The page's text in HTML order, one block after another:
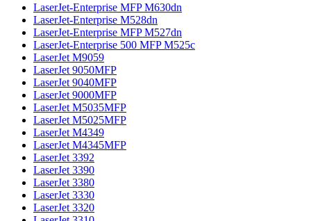
LaserJet-Enterprise MFP M630dn
LaserJet-Enterprise M528dn
LaserJet-Enterprise MFP M527dn
LaserJet-Enterprise 500 MFP M525c
LaserJet M9059
LaserJet 9050MFP
LaserJet 9040MFP
LaserJet 9000MFP
LaserJet M5035MFP
LaserJet M5025MFP
LaserJet M4349
LaserJet M4345MFP
LaserJet 3392
LaserJet 3390
LaserJet 3380
LaserJet 3330
LaserJet 3320